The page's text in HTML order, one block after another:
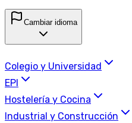
Cambiar idioma
Colegio y Universidad
EPI
Hostelería y Cocina
Industrial y Construcción